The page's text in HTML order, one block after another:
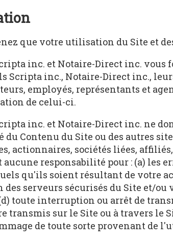
que votre utilisation du Site et
inc. et Notaire-Direct inc.
Scripta inc., Notaire-Direct inc.,
employés, représentants et
de celui-ci.
inc. et Notaire-Direct inc. ne
Contenu du Site ou des autres
actionnaires, sociétés liées,
responsabilité pour : (a) les
qu'ils soient résultant de votre
serveurs sécurisés du Site et/
toute interruption ou arrêt de
transmis sur le Site ou à travers le
de toute sorte provenant de